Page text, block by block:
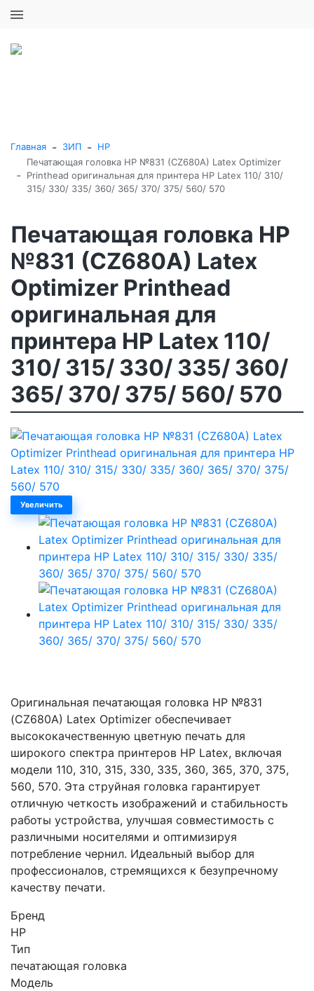
Главная - ЗИП - HP
-
Печатающая головка HP №831 (CZ680A) Latex Optimizer
Printhead оригинальная для принтера HP Latex 110/ 310/
315/ 330/ 335/ 360/ 365/ 370/ 375/ 560/ 570
Печатающая головка HP
№831 (CZ680A) Latex
Optimizer Printhead
оригинальная для
принтера HP Latex 110/
310/ 315/ 330/ 335/ 360/
365/ 370/ 375/ 560/ 570
Увеличить
Оригинальная печатающая головка HP №831
(CZ680A) Latex Optimizer обеспечивает
высококачественную цветную печать для
широкого спектра принтеров HP Latex, включая
модели 110, 310, 315, 330, 335, 360, 365, 370, 375,
560, 570. Эта струйная головка гарантирует
отличную четкость изображений и стабильность
работы устройства, улучшая совместимость с
различными носителями и оптимизируя
потребление чернил. Идеальный выбор для
профессионалов, стремящихся к безупречному
качеству печати.
Бренд
HP
Тип
печатающая головка
Модель